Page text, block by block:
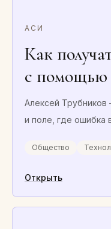
АСИ
Как
с
Алексей
и поле, где ошибка
Общество
Открыть